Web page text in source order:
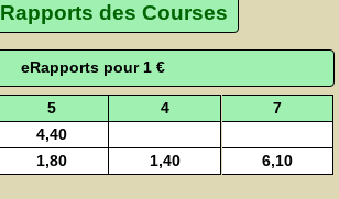
Rapports des Courses
eRapports pour 1 €
5 4
7
4,40
1,80 1,40 6,10